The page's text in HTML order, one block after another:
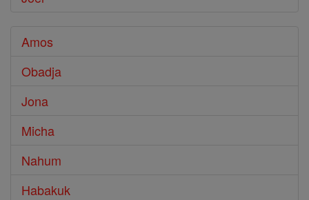
Amos
Obadja
Jona
Micha
Nahum
Habakuk